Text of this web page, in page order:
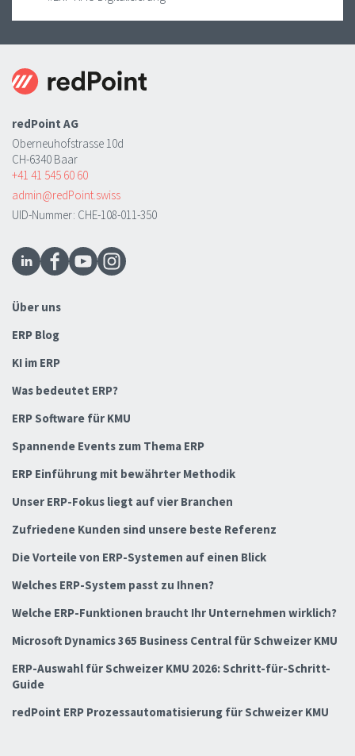
redPoint AG
Oberneuhofstrasse 10d
CH-6340 Baar
+41 41 545 60 60
admin@redPoint.swiss
UID-Nummer: CHE-108-011-350
Über uns
ERP Blog
KI im ERP
Was bedeutet ERP?
ERP Software für KMU
Spannende Events zum Thema ERP
ERP Einführung mit bewährter Methodik
Unser ERP-Fokus liegt auf vier Branchen
Zufriedene Kunden sind unsere beste Referenz
Die Vorteile von ERP-Systemen auf einen Blick
Welches ERP-System passt zu Ihnen?
Welche ERP-Funktionen braucht Ihr Unternehmen wirklich?
Microsoft Dynamics 365 Business Central für Schweizer KMU
ERP-Auswahl für Schweizer KMU 2026: Schritt-für-Schritt-
Guide
redPoint ERP Prozessautomatisierung für Schweizer KMU